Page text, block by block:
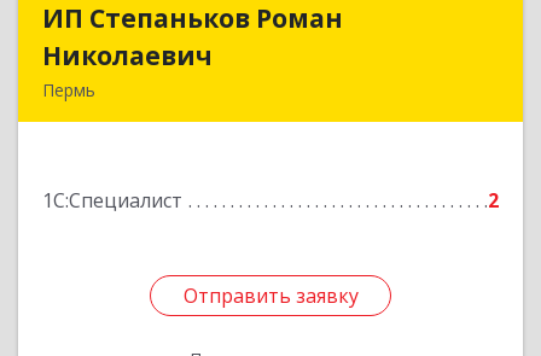
ИП Степаньков Роман
Николаевич
Пермь
1С:Специалист 2
Отправить заявку
ИП Степаньков Роман
Подробнее
Отправить заявку